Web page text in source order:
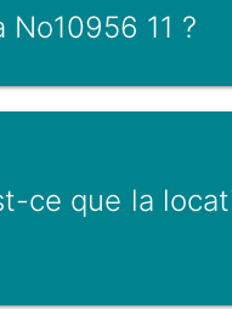
No10956 11 ?
ce que la